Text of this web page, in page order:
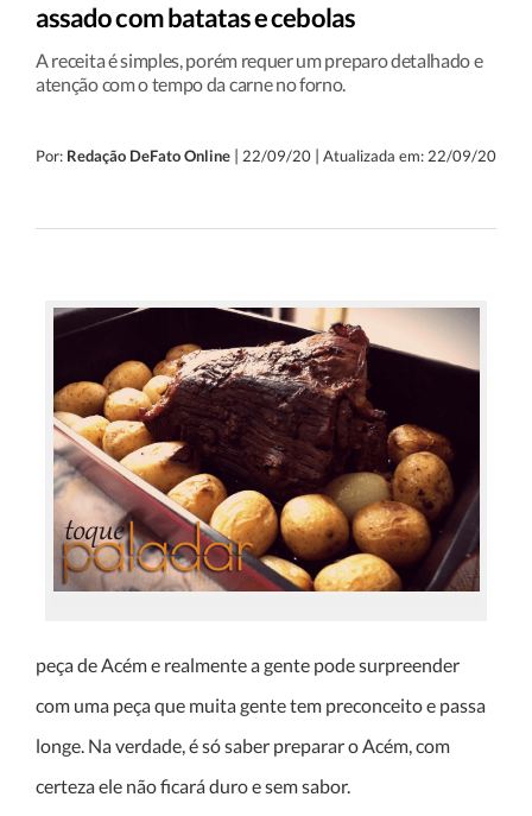
assado com batatas e cebolas
A receita é simples, porém requer um preparo detalhado e
atenção com o tempo da carne no forno.
Por: Redação DeFato Online | 22/09/20 | Atualizada em: 22/09/20
peça de Acém e realmente a gente pode surpreender
com uma peça que muita gente tem preconceito e passa
longe. Na verdade, é só saber preparar o Acém, com
certeza ele não ficará duro e sem sabor.